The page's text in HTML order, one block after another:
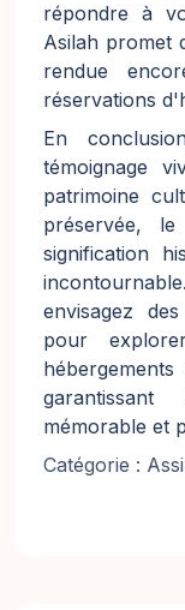
répondre à
Asilah promet
rendue
réservations
En
témoignage
patrimoine
préservée,
signification
envisagez
pour
mémorable et
Catégorie :